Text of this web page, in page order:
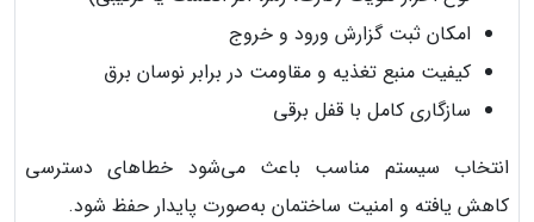
امکان ثبت گزارش ورود و خروج
کیفیت منبع تغذیه و مقاومت در برابر نوسان برق
سازگاری کامل با قفل برقی
انتخاب سیستم مناسب باعث می‌شود خطاهای دسترسی
کاهش یافته و امنیت ساختمان به‌صورت پایدار حفظ شود.